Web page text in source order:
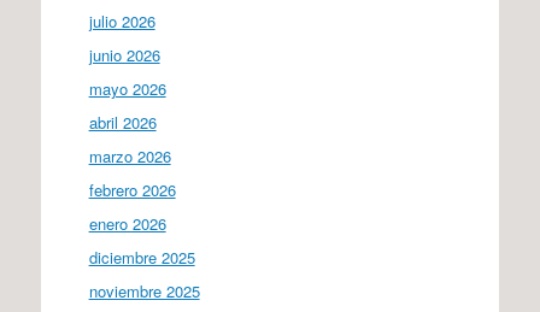
julio 2026
junio 2026
mayo 2026
abril 2026
marzo 2026
febrero 2026
enero 2026
diciembre 2025
noviembre 2025